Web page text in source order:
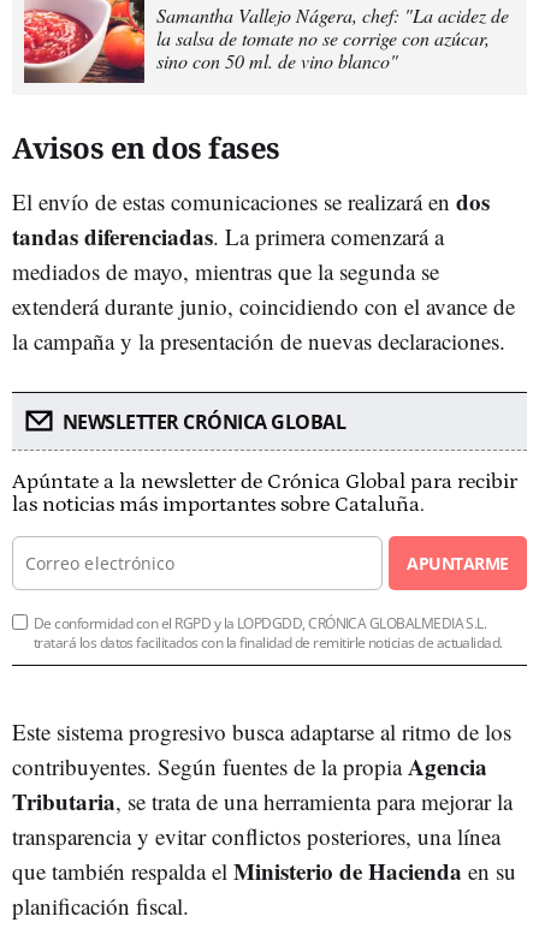
Samantha Vallejo Nágera, chef: "La acidez de
la salsa de tomate no se corrige con azúcar,
sino con 50 ml. de vino blanco"
Avisos en dos fases
El envío de estas comunicaciones se realizará en dos
tandas diferenciadas. La primera comenzará a
mediados de mayo, mientras que la segunda se
extenderá durante junio, coincidiendo con el avance de
la campaña y la presentación de nuevas declaraciones.
NEWSLETTER CRÓNICA GLOBAL
Apúntate a la newsletter de Crónica Global para recibir
las noticias más importantes sobre Cataluña.
APUNTARME
De conformidad con el RGPD y la LOPDGDD, CRÓNICA GLOBALMEDIA S.L.
tratará los datos facilitados con la finalidad de remitirle noticias de actualidad.
Este sistema progresivo busca adaptarse al ritmo de los
contribuyentes. Según fuentes de la propiaAgencia
Tributaria, se trata de una herramienta para mejorar la
transparencia y evitar conflictos posteriores, una línea
que también respalda el Ministerio de Hacienda en su
planificación fiscal.